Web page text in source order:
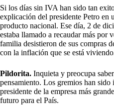
Si los días sin IVA han sido tan
explicación del presidente Petro en
producto nacional. Ese día, 2 de
estaba llamado a recaudar más por
familia desistieron de sus compras
con la inflación que se está
Pildorita. Inquieta y preocupa
pensamiento. Los gremios han sido
presidente de la empresa más
futuro para el País.